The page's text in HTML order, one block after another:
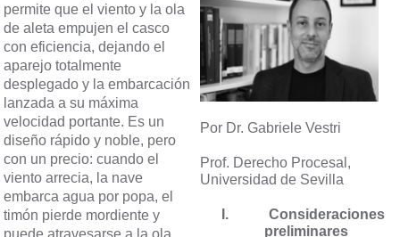
permite que el viento y la ola
de aleta empujen el casco
con eficiencia, dejando el
aparejo totalmente
desplegado y la embarcación
lanzada a su máxima
velocidad portante. Es un
diseño rápido y noble, pero
con un precio: cuando el
viento arrecia, la nave
embarca agua por popa, el
timón pierde mordiente y
puede atravesarse a la ola
Por Dr. Gabriele Vestri
Prof. Derecho Procesal,
Universidad de Sevilla
I.
Consideraciones
preliminares